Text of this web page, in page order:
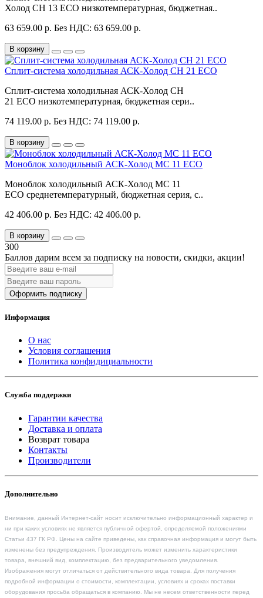
Холод CH 13 ECO низкотемпературная, бюджетная..
63 659.00 р. Без НДС: 63 659.00 р.
В корзину
Сплит-система холодильная АСК-Холод CH 21 ECO
Сплит-система холодильная АСК-Холод CH
21 ECO низкотемпературная, бюджетная сери..
74 119.00 р. Без НДС: 74 119.00 р.
В корзину
Моноблок холодильный АСК-Холод MC 11 ECO
Моноблок холодильный АСК-Холод MC 11
ECO среднетемпературный, бюджетная серия, с..
42 406.00 р. Без НДС: 42 406.00 р.
В корзину
300
Баллов дарим всем за подписку на новости, скидки, акции!
Оформить подписку
Информация
О нас
Условия соглашения
Политика конфидициальности
Служба поддержки
Гарантии качества
Доставка и оплата
Возврат товара
Контакты
Производители
Дополнительно
Внимание, данный Интернет-сайт носит исключительно информационный характер и
ни при каких условиях не является публичной офертой, определяемой положениями
Статьи 437 ГК РФ. Цены на сайте приведены, как справочная информация и могут быть
изменены без предупреждения. Производитель может изменить характеристики
товара, внешний вид, комплектацию, без предварительного уведомления.
Изображения могут отличаться от действительного вида товара. Для получения
подробной информации о стоимости, комплектации, условиях и сроках поставки
оборудования просьба обращаться в компанию. Мы не несем ответственности перед